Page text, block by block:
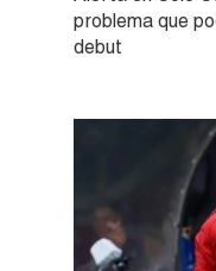
problema que
debut